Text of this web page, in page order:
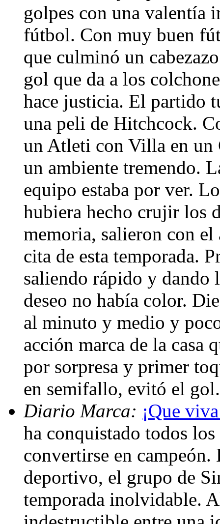
golpes con una valentía
fútbol. Con muy buen
que culminó un
gol que da a los
hace justicia. El partido
una peli de Hitchcock.
un Atleti con Villa en un
un ambiente tremendo.
equipo estaba por ver.
hubiera hecho crujir los
memoria, salieron con
cita de esta temporada.
saliendo rápido y dando
deseo no había color.
al minuto y medio y
acción marca de la casa
por sorpresa y primer
en semifallo, evitó el
Diario Marca: ¡Que
ha conquistado todos los
convertirse en
deportivo, el grupo de
temporada inolvidable.